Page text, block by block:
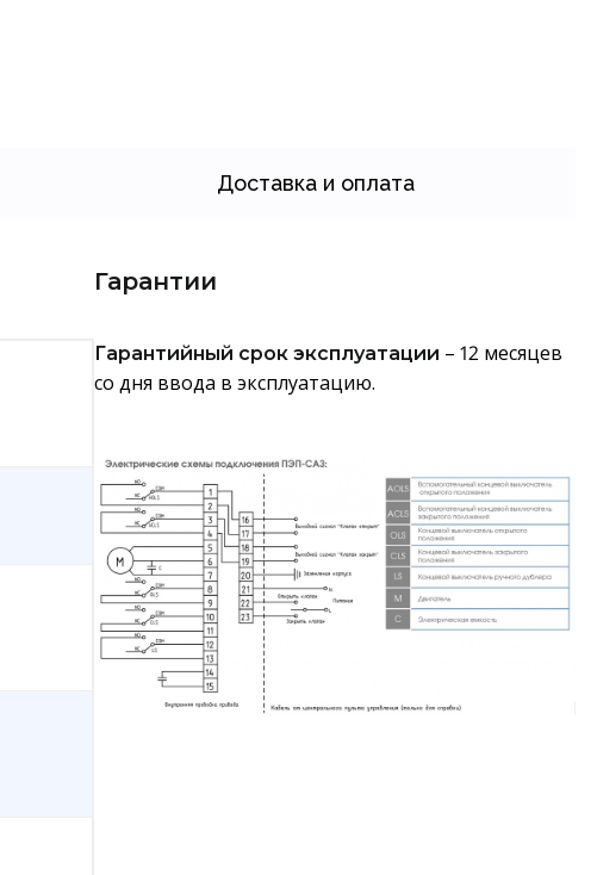
Доставка и оплата
Гарантии
Гарантийный срок эксплуатации – 12 месяцев
со дня ввода в эксплуатацию.